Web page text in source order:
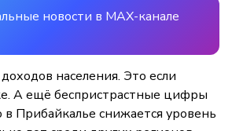
новости в MAX-канале
населения. Это если
А ещё беспристрастные цифры
в Прибайкалье снижается уровень